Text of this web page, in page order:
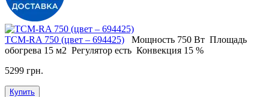
ТСМ-RA 750 (цвет – 694425) Мощность 750 Вт Площадь
обогрева 15 м2 Регулятор есть Конвекция 15 %
5299 грн.
Купить